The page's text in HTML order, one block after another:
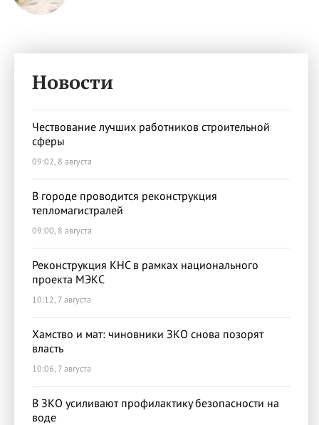
Новости
Чествование лучших работников строительной
сферы
09:02, 8 августа
В городе проводится реконструкция
тепломагистралей
09:00, 8 августа
Реконструкция КНС в рамках национального
проекта МЭКС
10:12, 7 августа
Хамство и мат: чиновники ЗКО снова позорят
власть
10:06, 7 августа
В ЗКО усиливают профилактику безопасности на
воде